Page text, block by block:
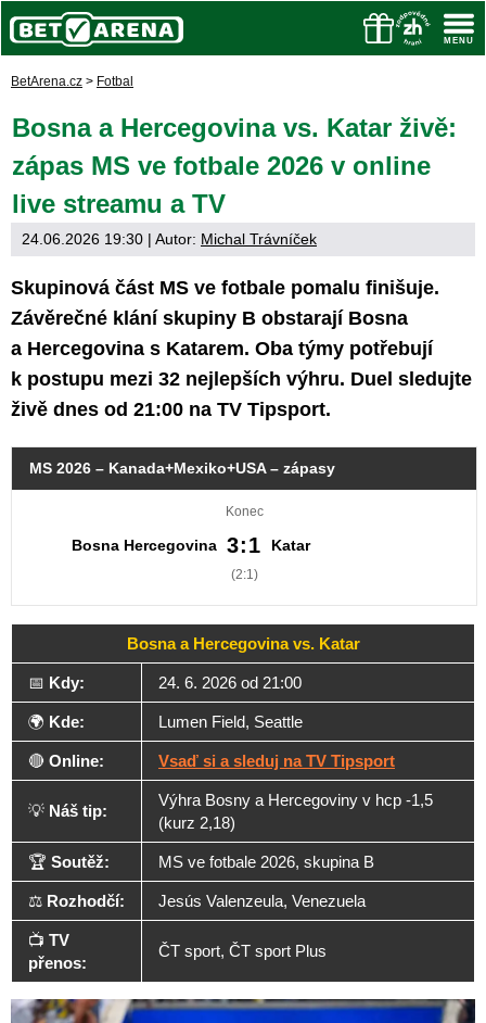
BetArena.cz > Fotbal
Bosna a Hercegovina vs. Katar živě:
zápas MS ve fotbale 2026 v online
live streamu a TV
24.06.2026 19:30 | Autor: Michal Trávníček
Skupinová část MS ve fotbale pomalu finišuje.
Závěrečné klání skupiny B obstarají Bosna
a Hercegovina s Katarem. Oba týmy potřebují
k postupu mezi 32 nejlepších výhru. Duel sledujte
živě dnes od 21:00 na TV Tipsport.
MS 2026 – Kanada+Mexiko+USA – zápasy
Konec
Bosna Hercegovina 3:1 Katar
(2:1)
Bosna a Hercegovina vs. Katar
📅 Kdy: 24. 6. 2026 od 21:00
🌍 Kde: Lumen Field, Seattle
🔴 Online: Vsaď si a sleduj na TV Tipsport
💡 Náš tip:
Výhra Bosny a Hercegoviny v hcp -1,5
(kurz 2,18)
🏆 Soutěž: MS ve fotbale 2026, skupina B
⚖️ Rozhodčí: Jesús Valenzeula, Venezuela
📺 TV
přenos:
ČT sport, ČT sport Plus